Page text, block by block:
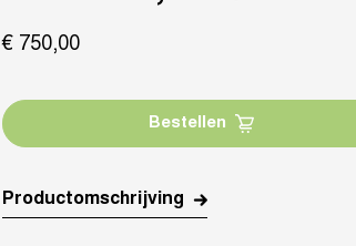
€ 750,00
Bestellen
Productomschrijving